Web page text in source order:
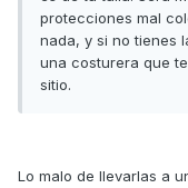
protecciones mal
nada, y si no tienes
una costurera que
sitio.
Lo malo de llevarlas a